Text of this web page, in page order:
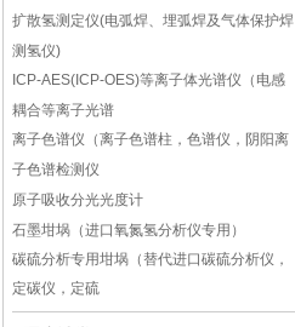
扩散氢测定仪(电弧焊、埋弧焊及气体保护焊
测氢仪)
ICP-AES(ICP-OES)等离子体光谱仪（电感
耦合等离子光谱
离子色谱仪（离子色谱柱，色谱仪，阴阳离
子色谱检测仪
原子吸收分光光度计
石墨坩埚（进口氧氮氢分析仪专用）
碳硫分析专用坩埚（替代进口碳硫分析仪，
定碳仪，定硫